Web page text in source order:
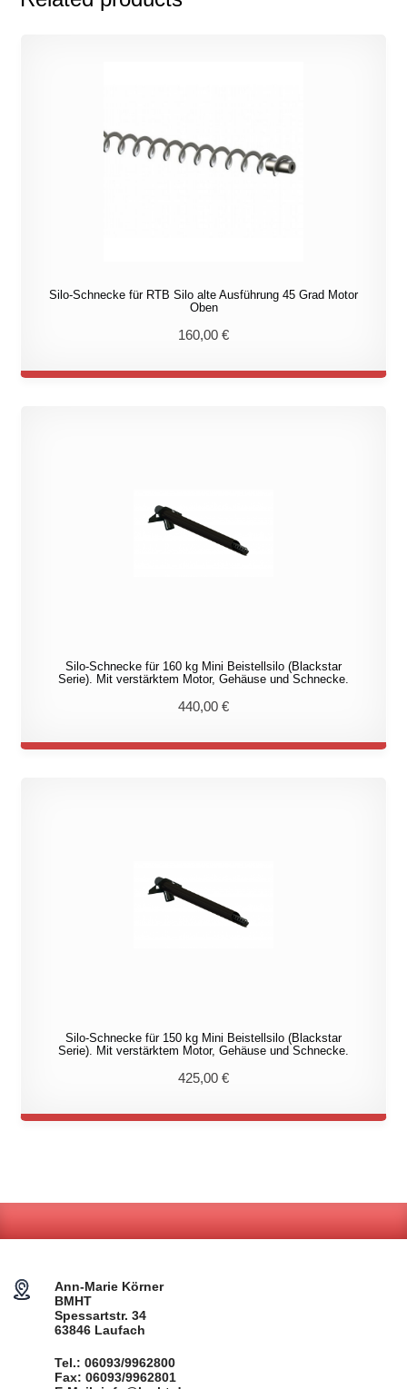
Silo-Schnecke für RTB Silo alte Ausführung 45 Grad Motor
Oben
160,00 €
Silo-Schnecke für 160 kg Mini Beistellsilo (Blackstar
Serie). Mit verstärktem Motor, Gehäuse und Schnecke.
440,00 €
Silo-Schnecke für 150 kg Mini Beistellsilo (Blackstar
Serie). Mit verstärktem Motor, Gehäuse und Schnecke.
425,00 €
Ann-Marie Körner
BMHT
Spessartstr. 34
63846 Laufach
Tel.: 06093/9962800
Fax: 06093/9962801